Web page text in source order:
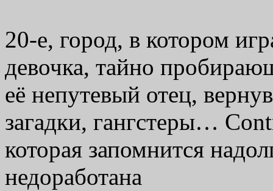
20-е, город, в котором
девочка, тайно
её непутевый отец,
загадки, гангстеры…
которая запомнится
недоработана